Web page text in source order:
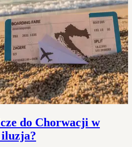
do Chorwacji w
iluzja?